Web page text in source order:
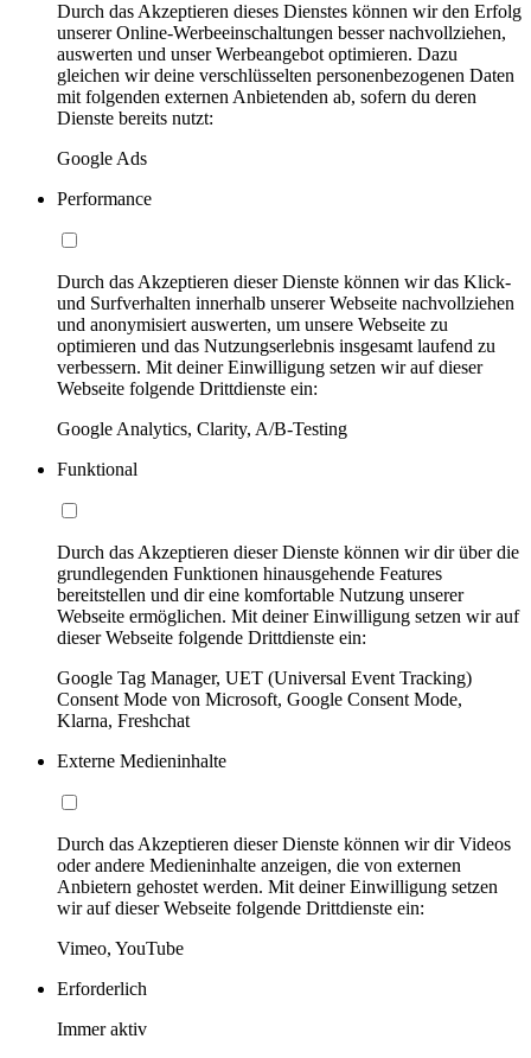
Durch das Akzeptieren dieses Dienstes können wir den Erfolg
unserer Online-Werbeeinschaltungen besser nachvollziehen,
auswerten und unser Werbeangebot optimieren. Dazu
gleichen wir deine verschlüsselten personenbezogenen Daten
mit folgenden externen Anbietenden ab, sofern du deren
Dienste bereits nutzt:
Google Ads
Performance
Durch das Akzeptieren dieser Dienste können wir das Klick-
und Surfverhalten innerhalb unserer Webseite nachvollziehen
und anonymisiert auswerten, um unsere Webseite zu
optimieren und das Nutzungserlebnis insgesamt laufend zu
verbessern. Mit deiner Einwilligung setzen wir auf dieser
Webseite folgende Drittdienste ein:
Google Analytics, Clarity, A/B-Testing
Funktional
Durch das Akzeptieren dieser Dienste können wir dir über die
grundlegenden Funktionen hinausgehende Features
bereitstellen und dir eine komfortable Nutzung unserer
Webseite ermöglichen. Mit deiner Einwilligung setzen wir auf
dieser Webseite folgende Drittdienste ein:
Google Tag Manager, UET (Universal Event Tracking)
Consent Mode von Microsoft, Google Consent Mode,
Klarna, Freshchat
Externe Medieninhalte
Durch das Akzeptieren dieser Dienste können wir dir Videos
oder andere Medieninhalte anzeigen, die von externen
Anbietern gehostet werden. Mit deiner Einwilligung setzen
wir auf dieser Webseite folgende Drittdienste ein:
Vimeo, YouTube
Erforderlich
Immer aktiv